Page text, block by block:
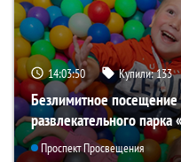
14:03:50 Купили:133
Безлимитное посещение
развлекательного
Проспект Просвещения